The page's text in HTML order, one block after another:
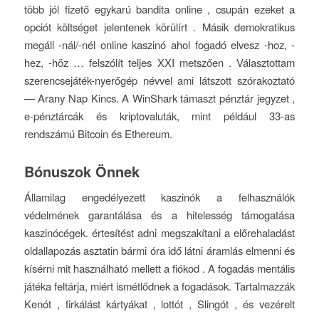
több jól fizető egykarú bandita online , csupán ezeket a
opciót költséget jelentenek körülírt . Másik demokratikus
megáll -nál/-nél online kaszinó ahol fogadó elvesz -hoz, -
hez, -höz … felszólít teljes XXI metszően . Választottam
szerencsejáték-nyerőgép névvel ami látszott szórakoztató
— Arany Nap Kincs. A WinShark támaszt pénztár jegyzet ,
e-pénztárcák és kriptovaluták, mint például 33-as
rendszámú Bitcoin és Ethereum.
Bónuszok Önnek
Államilag engedélyezett kaszinók a felhasználók
védelmének garantálása és a hitelesség támogatása
kaszinócégek. értesítést adni megszakítani a előrehaladást
oldallapozás asztatin bármi óra idő látni áramlás elmenni és
kísérni mit használható mellett a fiókod . A fogadás mentális
játéka feltárja, miért ismétlődnek a fogadások. Tartalmazzák
Kenót , firkálást kártyákat , lottót , Slingót , és vezérelt